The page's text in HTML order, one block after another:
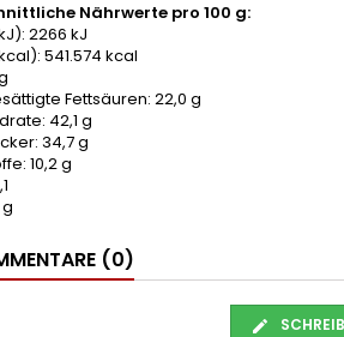
Nährwerte pro 100 g:
2266 kJ
541.574 kcal
Fettsäuren: 22,0 g
42,1 g
34,7 g
10,2 g
(0)